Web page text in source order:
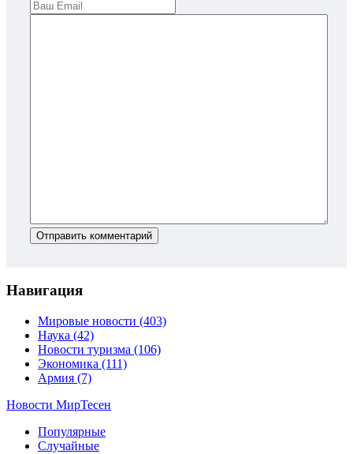
Отправить комментарий
Навигация
Мировые новости (403)
Наука (42)
Новости туризма (106)
Экономика (111)
Армия (7)
Новости МирТесен
Популярные
Случайные